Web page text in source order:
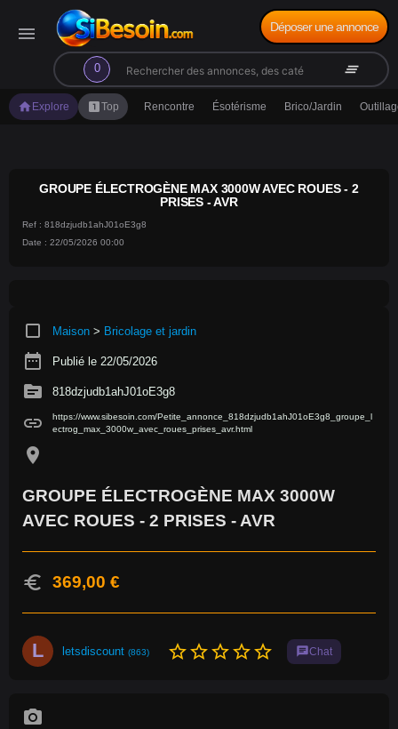
menu
0
search clear_all
Déposer une annonce
home Explore looks_oneTop Rencontre Ésotérisme Brico/Jardin
GROUPE ÉLECTROGÈNE MAX 3000W AVEC ROUES - 2
PRISES - AVR
Ref : 818dzjudb1ahJ01oE3g8
Date : 22/05/2026 00:00
crop_square Maison > Bricolage et jardin
date_range Publié le 22/05/2026
source 818dzjudb1ahJ01oE3g8
link
https://www.sibesoin.com/Petite_annonce_818dzjudb1ahJ01oE3g8_groupe_l
ectrog_max_3000w_avec_roues_prises_avr.html
location_on
GROUPE ÉLECTROGÈNE MAX 3000W
AVEC ROUES - 2 PRISES - AVR
euro 369,00 €
L letsdiscount (863) star_borderstar_borderstar_borderstar_borderstar_border chatChat
photo_camera